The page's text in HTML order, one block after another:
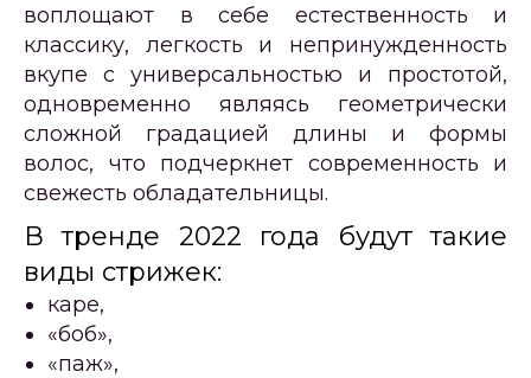
воплощают в себе естественность и
классику, легкость и непринужденность
вкупе с универсальностью и простотой,
одновременно являясь геометрически
сложной градацией длины и формы
волос, что подчеркнет современность и
свежесть обладательницы.
В тренде 2022 года будут такие
виды стрижек:
каре,
«боб»,
«паж»,